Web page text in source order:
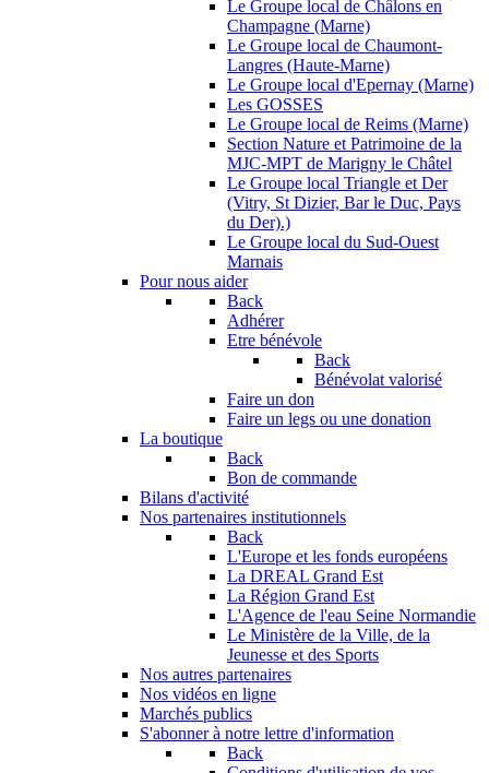
Le Groupe local de Châlons en
Champagne (Marne)
Le Groupe local de Chaumont-
Langres (Haute-Marne)
Le Groupe local d'Epernay (Marne)
Les GOSSES
Le Groupe local de Reims (Marne)
Section Nature et Patrimoine de la
MJC-MPT de Marigny le Châtel
Le Groupe local Triangle et Der
(Vitry, St Dizier, Bar le Duc, Pays
du Der).)
Le Groupe local du Sud-Ouest
Marnais
Pour nous aider
Back
Adhérer
Etre bénévole
Back
Bénévolat valorisé
Faire un don
Faire un legs ou une donation
La boutique
Back
Bon de commande
Bilans d'activité
Nos partenaires institutionnels
Back
L'Europe et les fonds européens
La DREAL Grand Est
La Région Grand Est
L'Agence de l'eau Seine Normandie
Le Ministère de la Ville, de la
Jeunesse et des Sports
Nos autres partenaires
Nos vidéos en ligne
Marchés publics
S'abonner à notre lettre d'information
Back